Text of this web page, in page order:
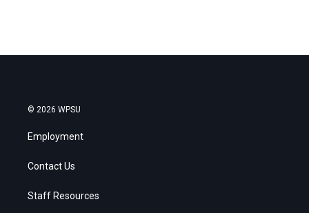
© 2026 WPSU
Employment
Contact Us
Staff Resources